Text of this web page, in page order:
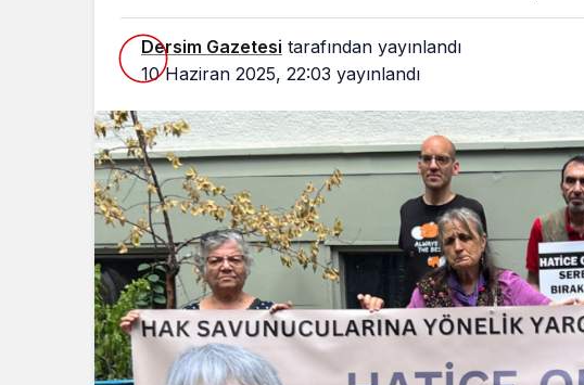
Dersim Gazetesi tarafından yayınlandı
10 Haziran 2025, 22:03 yayınlandı
Güncel
Avrupa’da yetişen Dêrsîmli
çocuklar, memleketlerinde
konser verdi